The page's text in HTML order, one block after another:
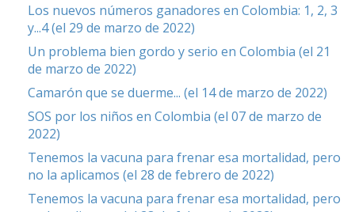
Los nuevos números ganadores en Colombia: 1, 2, 3
y...4 (el 29 de marzo de 2022)
Un problema bien gordo y serio en Colombia (el 21
de marzo de 2022)
Camarón que se duerme... (el 14 de marzo de 2022)
SOS por los niños en Colombia (el 07 de marzo de
2022)
Tenemos la vacuna para frenar esa mortalidad, pero
no la aplicamos (el 28 de febrero de 2022)
Tenemos la vacuna para frenar esa mortalidad, pero